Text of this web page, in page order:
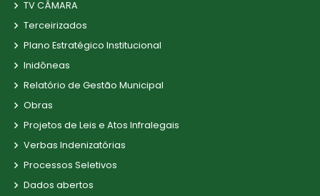
TV CÂMARA
Terceirizados
Plano Estratégico Institucional
Inidôneas
Relatório de Gestão Municipal
Obras
Projetos de Leis e Atos Infralegais
Verbas Indenizatórias
Processos Seletivos
Dados abertos